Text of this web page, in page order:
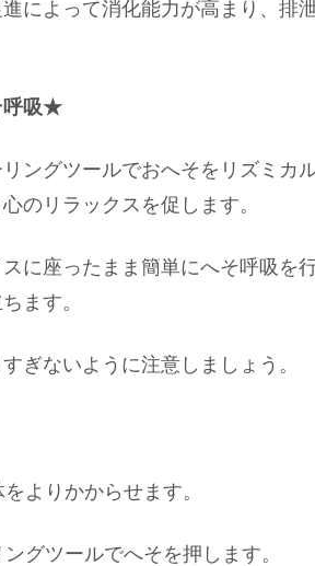
によって消化能力が高まり、排
呼吸★
ングツールでおへそをリズミカ
のリラックスを促します。
に座ったまま簡単にへそ呼吸を行
ます。
ぎないように注意しましょう。
よりかからせます。
グツールでへそを押します。